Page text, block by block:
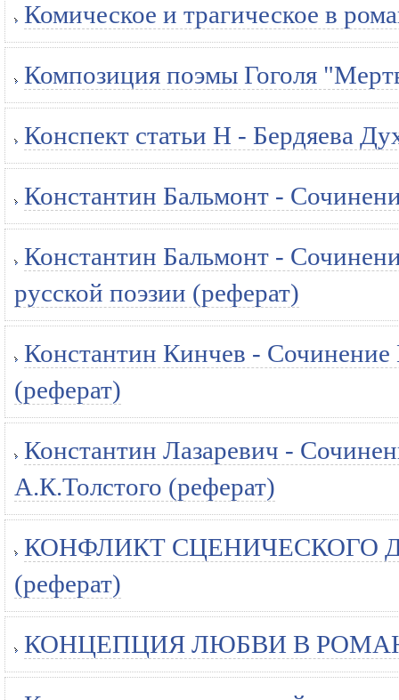
Комическое и трагическое в
Композиция поэмы Гоголя
Конспект статьи Н - Бердяева
Константин Бальмонт -
Константин Бальмонт -
русской поэзии (реферат)
Константин Кинчев -
(реферат)
Константин Лазаревич -
А.К.Толстого (реферат)
КОНФЛИКТ СЦЕНИЧЕСКОГО
(реферат)
КОНЦЕПЦИЯ ЛЮБВИ В